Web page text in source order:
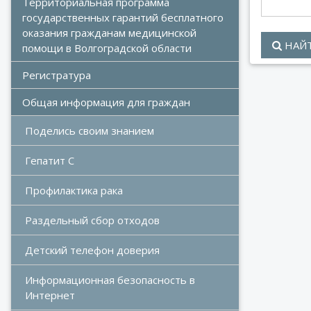
государственных гарантий бесплатного
оказания гражданам медицинской
помощи в Волгоградской области
Регистратура
Общая информация для граждан
Поделись своим знанием
Гепатит С
Профилактика рака
Раздельный сбор отходов
Детский телефон доверия
Информационная безопасность в
Интернет